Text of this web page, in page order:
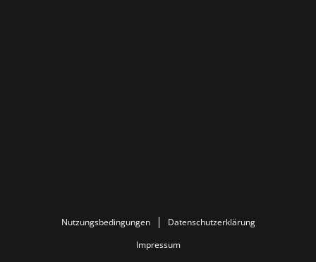
Nutzungsbedingungen
Datenschutzerklärung
Impressum